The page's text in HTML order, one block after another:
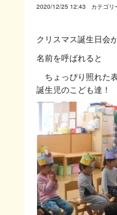
2020/12/25 12:43 カテゴリ
クリスマス誕生日会
名前を呼ばれると
ちょっぴり照れた
誕生児のこども達！